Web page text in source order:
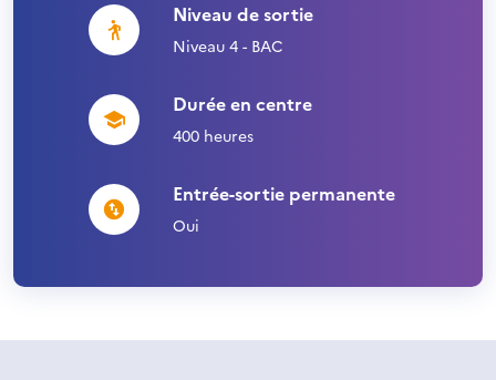
Niveau de sortie
Niveau 4 - BAC
Durée en centre
400 heures
Entrée-sortie permanente
Oui